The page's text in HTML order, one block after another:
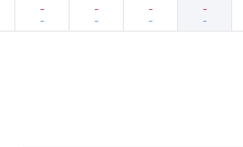
-
-
-
-
-
-
-
-